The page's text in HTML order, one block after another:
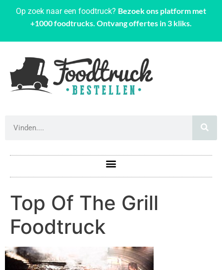
Op zoek naar een foodtruck? Bezoek ons platform met
+1000 foodtrucks. Ontvang offertes in 3 kliks.
Top Of The Grill
Foodtruck